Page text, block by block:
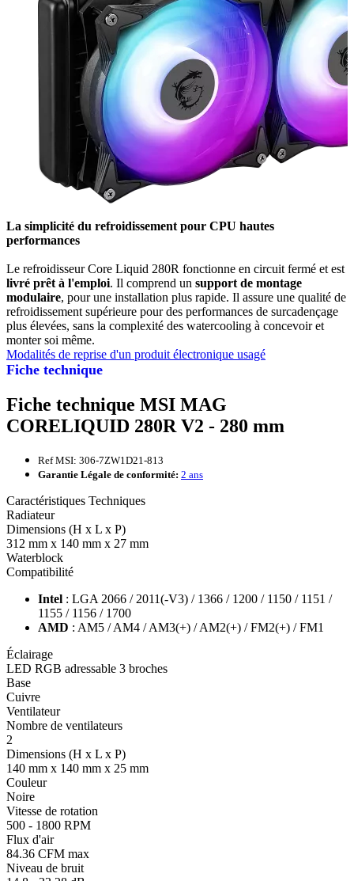
Fiche technique
La simplicité du refroidissement pour CPU hautes
performances
Le refroidisseur Core Liquid 280R fonctionne en circuit fermé et est
livré prêt à l'emploi. Il comprend un support de montage
modulaire, pour une installation plus rapide. Il assure une qualité de
refroidissement supérieure pour des performances de surcadençage
plus élevées, sans la complexité des watercooling à concevoir et
monter soi même.
Modalités de reprise d'un produit électronique usagé
Fiche technique MSI MAG
CORELIQUID 280R V2 - 280 mm
Ref MSI: 306-7ZW1D21-813
Garantie Légale de conformité: 2 ans
Caractéristiques Techniques
Radiateur
Dimensions (H x L x P)
312 mm x 140 mm x 27 mm
Waterblock
Compatibilité
Intel : LGA 2066 / 2011(-V3) / 1366 / 1200 / 1150 / 1151 /
1155 / 1156 / 1700
AMD : AM5 / AM4 / AM3(+) / AM2(+) / FM2(+) / FM1
Éclairage
LED RGB adressable 3 broches
Base
Cuivre
Ventilateur
Nombre de ventilateurs
2
Dimensions (H x L x P)
140 mm x 140 mm x 25 mm
Couleur
Noire
Vitesse de rotation
500 - 1800 RPM
Flux d'air
84.36 CFM max
Niveau de bruit